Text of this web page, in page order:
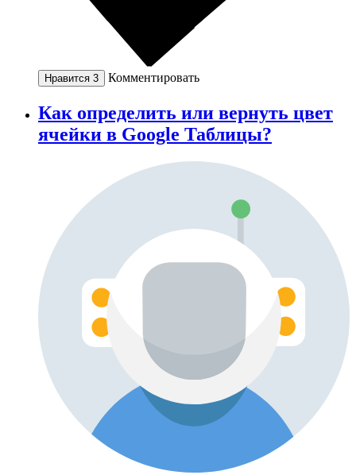
Нравится 3 Комментировать
Как определить или вернуть цвет
ячейки в Google Таблицы?